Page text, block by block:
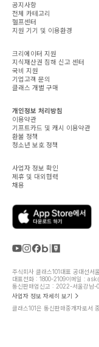
공지사항
전체 카테고리
헬프센터
지원 기기 및 이용환경
크리에이터 지원
지식재산권 침해 신고 센터
국비 지원
기업고객 문의
클래스 개별 구매
개인정보 처리방침
이용약관
기프트카드 및 캐시 이용약관
환불 정책
청소년 보호 정책
사업자 정보 확인
제휴 및 대외협력
채용
주식회사 클래스101대표 공대선서
대표전화 : 1800-2109이메일 :
통신판매업신고 : 2022-서울강남-
사업자 정보 자세히 보기
클래스101은 통신판매중개자로서